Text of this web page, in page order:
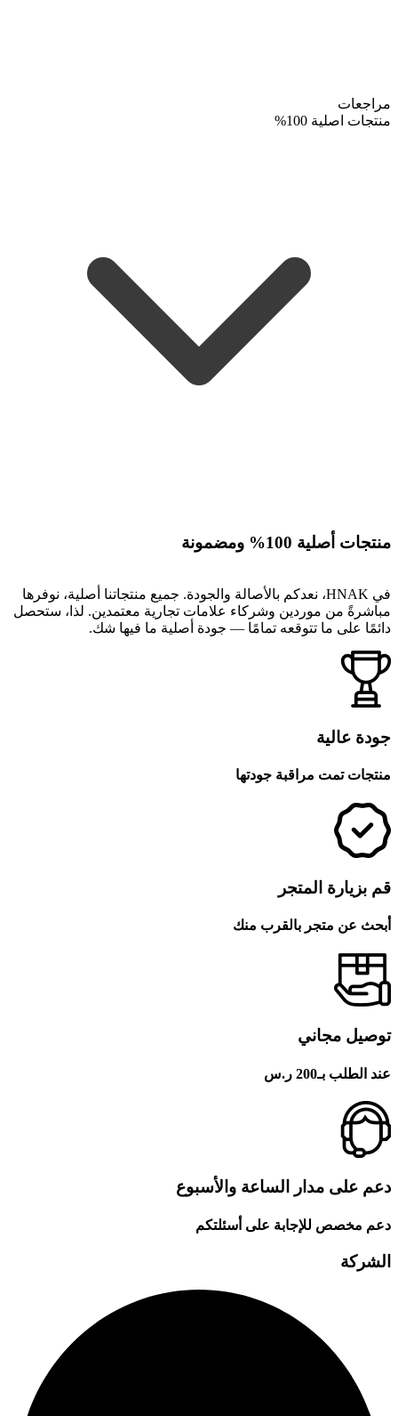
مراجعات
منتجات اصلية 100%
منتجات أصلية 100% ومضمونة
في HNAK، نعدكم بالأصالة والجودة. جميع منتجاتنا أصلية، نوفرها
مباشرةً من موردين وشركاء علامات تجارية معتمدين. لذا، ستحصل
دائمًا على ما تتوقعه تمامًا — جودة أصلية ما فيها شك.
جودة عالية
منتجات تمت مراقبة جودتها
قم بزيارة المتجر
أبحث عن متجر بالقرب منك
توصيل مجاني
عند الطلب بـ200 ر.س
دعم على مدار الساعة والأسبوع
دعم مخصص للإجابة على أسئلتكم
الشركة